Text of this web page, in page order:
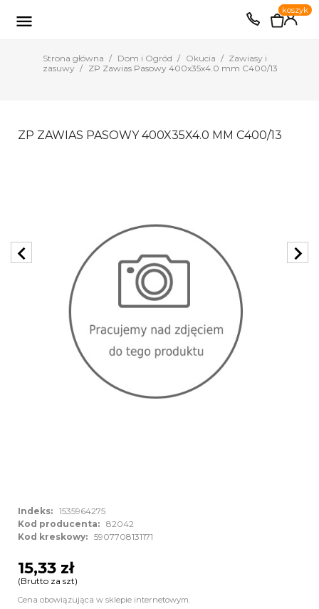
EUR PLN

0
koszyk
Strona główna Dom i Ogród Okucia
Zawiasy i
zasuwy
ZP Zawias Pasowy 400x35x4.0 mm C400/13
ZP ZAWIAS PASOWY 400X35X4.0 MM C400/13
chevron_left chevron_right
Indeks: 1535964275
Kod producenta: 82042
Kod kreskowy: 5907708131171
15,33 zł
(Brutto za szt)
Cena obowiązująca w sklepie internetowym.